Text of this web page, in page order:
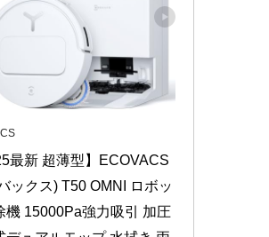
最新 超薄型】ECOVACS
ックス) T50 OMNI ロボッ
機 15000Pa強力吸引 加圧